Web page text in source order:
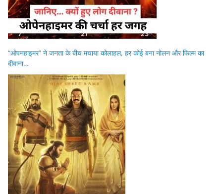
“ओपनहाइमर” ने जनता के बीच मचाया कोलाहल, हर कोई बना नोलन और फिल्म का
दीवाना…